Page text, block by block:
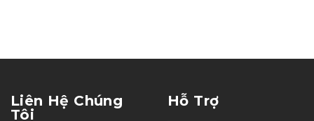
Liên Hệ Chúng
Tôi
Hỗ Trợ